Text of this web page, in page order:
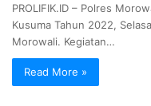
PROLIFIK.ID – Polres
Kusuma Tahun 2022,
Morowali. Kegiatan…
Read More »